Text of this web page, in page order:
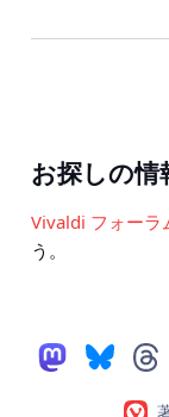
お探しの情
Vivaldi フォーラ
う。